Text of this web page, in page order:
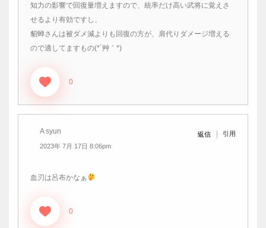
知力の影響で回復量増えますので、統率だけ高い武将に覚えさ
せるより有効ですし、
貂蝉さんは被ダメ減よりも回復の方が、肩代りダメージ増える
ので適してますもの(*´艸｀*)
0
A syun
2023年 7月 17日 8:06pm
返信 引用
血刃は呂布かなぁ
0